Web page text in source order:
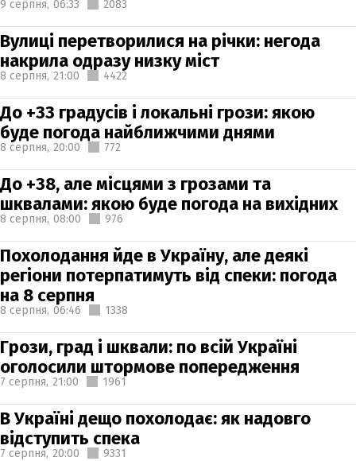
9 серпня, 06:33 2083
Вулиці перетворилися на річки: негода
накрила одразу низку міст
8 серпня, 21:00 4422
До +33 градусів і локальні грози: якою
буде погода найближчими днями
8 серпня, 20:00 772
До +38, але місцями з грозами та
шквалами: якою буде погода на вихідних
8 серпня, 08:00 976
Похолодання йде в Україну, але деякі
регіони потерпатимуть від спеки: погода
на 8 серпня
8 серпня, 06:46 1338
Грози, град і шквали: по всій Україні
оголосили штормове попередження
7 серпня, 21:00 1961
В Україні дещо похолодає: як надовго
відступить спека
7 серпня, 20:00 9331